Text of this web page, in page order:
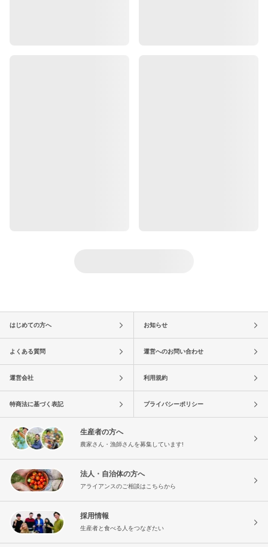
はじめての方へ お知らせ
よくある質問 運営へのお問い合わせ
運営会社 利用規約
特商法に基づく表記 プライバシーポリシー
生産者の方へ
農家さん・漁師さんを募集しています!
法人・自治体の方へ
アライアンスのご相談はこちらから
採用情報
生産者と食べる人をつなぎたい